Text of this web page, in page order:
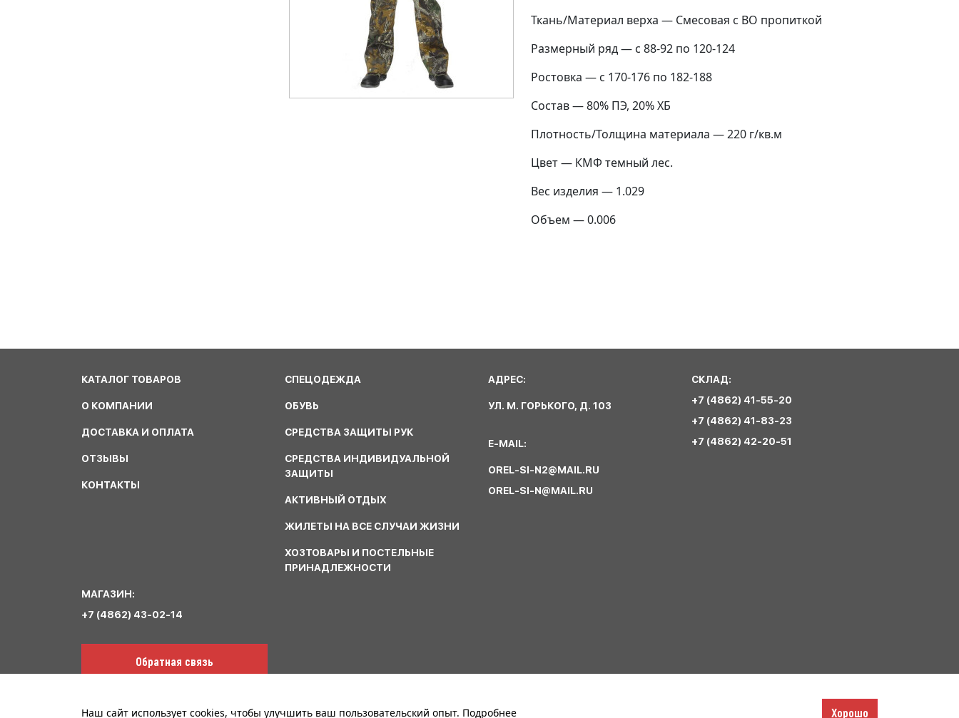
Ткань/Материал верха — Смесовая с ВО пропиткой
Размерный ряд — с 88-92 по 120-124
Ростовка — с 170-176 по 182-188
Состав — 80% ПЭ, 20% ХБ
Плотность/Толщина материала — 220 г/кв.м
Цвет — КМФ темный лес.
Вес изделия — 1.029
Объем — 0.006
КАТАЛОГ ТОВАРОВ
О КОМПАНИИ
ДОСТАВКА И ОПЛАТА
ОТЗЫВЫ
КОНТАКТЫ
СПЕЦОДЕЖДА
ОБУВЬ
СРЕДСТВА ЗАЩИТЫ РУК
СРЕДСТВА ИНДИВИДУАЛЬНОЙ
ЗАЩИТЫ
АКТИВНЫЙ ОТДЫХ
ЖИЛЕТЫ НА ВСЕ СЛУЧАИ ЖИЗНИ
ХОЗТОВАРЫ И ПОСТЕЛЬНЫЕ
ПРИНАДЛЕЖНОСТИ
АДРЕС:
УЛ. М. ГОРЬКОГО, Д. 103
E-MAIL:
OREL-SI-N2@MAIL.RU
OREL-SI-N@MAIL.RU
СКЛАД:
+7 (4862) 41-55-20
+7 (4862) 41-83-23
+7 (4862) 42-20-51
МАГАЗИН:
+7 (4862) 43-02-14
Обратная связь
Наш сайт использует cookies, чтобы улучшить ваш пользовательский опыт. Подробнее Хорошо